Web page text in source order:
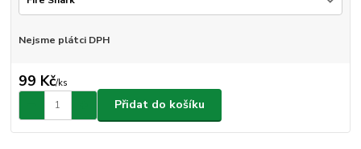
Nejsme plátci DPH
99 Kč/ks
Přidat do košíku